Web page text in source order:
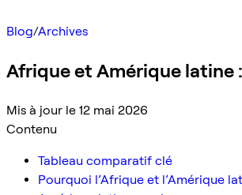
Blog/Archives
Afrique et Amérique latine
Mis à jour le 12 mai 2026
Contenu
Tableau comparatif clé
Pourquoi l’Afrique et l’Amérique